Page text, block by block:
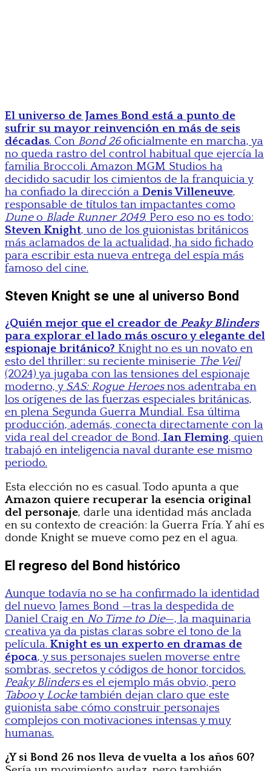
El universo de James Bond está a punto de
sufrir su mayor reinvención en más de seis
décadas. Con Bond 26oficialmente en marcha, ya
no queda rastro del control habitual que ejercía la
familia Broccoli. Amazon MGM Studios ha
decidido sacudir los cimientos de la franquicia y
ha confiado la dirección a Denis Villeneuve,
responsable de títulos tan impactantes como
Duneo Blade Runner 2049. Pero eso no es todo:
Steven Knight, uno de los guionistas británicos
más aclamados de la actualidad, ha sido fichado
para escribir esta nueva entrega del espía más
famoso del cine.
Steven Knight se une al universo Bond
¿Quién mejor que el creador de Peaky Blinders
para explorar el lado más oscuro y elegante del
espionaje británico? Knight no es un novato en
esto del thriller: su reciente miniserie The Veil
(2024) ya jugaba con las tensiones del espionaje
moderno, y SAS: Rogue Heroesnos adentraba en
los orígenes de las fuerzas especiales británicas,
en plena Segunda Guerra Mundial. Esa última
producción, además, conecta directamente con la
vida real del creador de Bond, Ian Fleming, quien
trabajó en inteligencia naval durante ese mismo
periodo.
Esta elección no es casual. Todo apunta a que
Amazon quiere recuperar la esencia original
del personaje, darle una identidad más anclada
en su contexto de creación: la Guerra Fría. Y ahí es
donde Knight se mueve como pez en el agua.
El regreso del Bond histórico
Aunque todavía no se ha confirmado la identidad
del nuevo James Bond —tras la despedida de
Daniel Craig en No Time to Die—, la maquinaria
creativa ya da pistas claras sobre el tono de la
película. Knight es un experto en dramas de
época, y sus personajes suelen moverse entre
sombras, secretos y códigos de honor torcidos.
Peaky Blinderses el ejemplo más obvio, pero
Tabooy Locketambién dejan claro que este
guionista sabe cómo construir personajes
complejos con motivaciones intensas y muy
humanas.
¿Y si Bond 26 nos lleva de vuelta a los años 60?